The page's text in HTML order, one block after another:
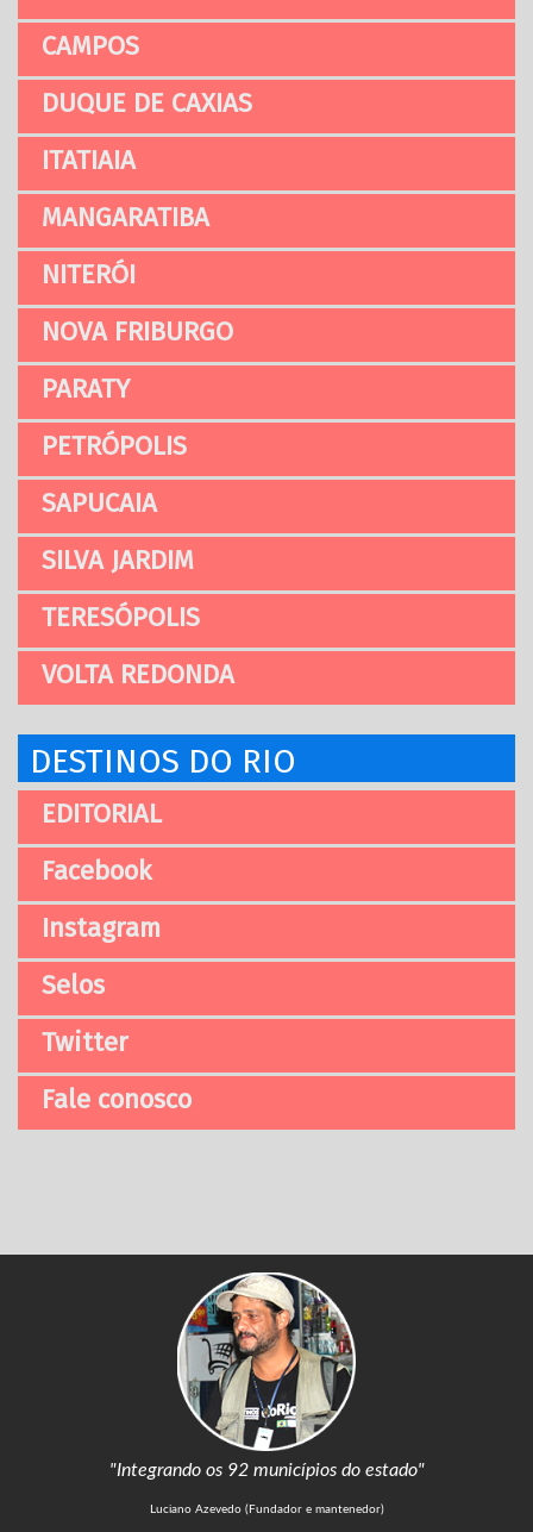
CAMPOS
DUQUE DE CAXIAS
ITATIAIA
MANGARATIBA
NITERÓI
NOVA FRIBURGO
PARATY
PETRÓPOLIS
SAPUCAIA
SILVA JARDIM
TERESÓPOLIS
VOLTA REDONDA
DESTINOS DO RIO
EDITORIAL
Facebook
Instagram
Selos
Twitter
Fale conosco
"Integrando os 92 municípios do estado"
Luciano Azevedo (Fundador e mantenedor)